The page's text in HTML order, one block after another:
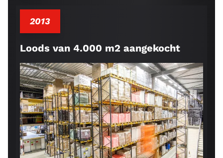
2013
Loods van 4.000 m2 aangekocht